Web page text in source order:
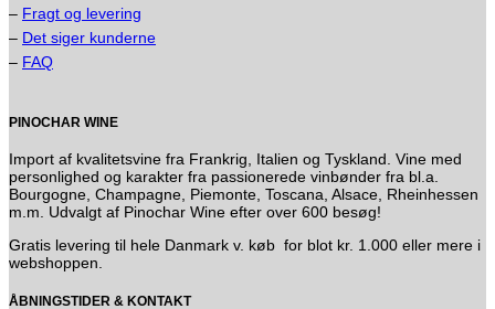
– Fragt og levering
– Det siger kunderne
– FAQ
PINOCHAR WINE
Import af kvalitetsvine fra Frankrig, Italien og Tyskland. Vine med
personlighed og karakter fra passionerede vinbønder fra bl.a.
Bourgogne, Champagne, Piemonte, Toscana, Alsace, Rheinhessen
m.m. Udvalgt af Pinochar Wine efter over 600 besøg!
Gratis levering til hele Danmark v. køb for blot kr. 1.000 eller mere i
webshoppen.
ÅBNINGSTIDER & KONTAKT